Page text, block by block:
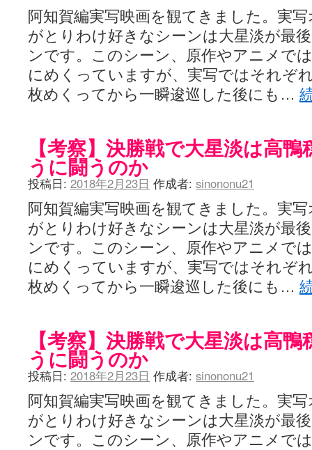
阿知賀編実写映画を観てきました。実
がとりわけ好きなシーンは大星淡が最
ンです。このシーン、原作やアニメで
にめくっていますが、実写ではそれぞ
枚めくってから一瞬逡巡した後にも…
【考察】決勝戦で大星淡は高
うに闘うのか
投稿日: 2018年2月23日 作成者: sinononu21
阿知賀編実写映画を観てきました。実
がとりわけ好きなシーンは大星淡が最
ンです。このシーン、原作やアニメで
にめくっていますが、実写ではそれぞ
枚めくってから一瞬逡巡した後にも…
【考察】決勝戦で大星淡は高
うに闘うのか
投稿日: 2018年2月23日 作成者: sinononu21
阿知賀編実写映画を観てきました。実
がとりわけ好きなシーンは大星淡が最
ンです。このシーン、原作やアニメで